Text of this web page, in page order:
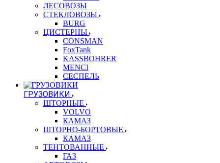
ЛЕСОВОЗЫ
СТЕКЛОВОЗЫ
BURG
ЦИСТЕРНЫ
CONSMAN
FoxTank
KASSBOHRER
MENCI
СЕСПЕЛЬ
ГРУЗОВИКИ
ШТОРНЫЕ
VOLVO
КАМАЗ
ШТОРНО-БОРТОВЫЕ
КАМАЗ
ТЕНТОВАННЫЕ
ГАЗ